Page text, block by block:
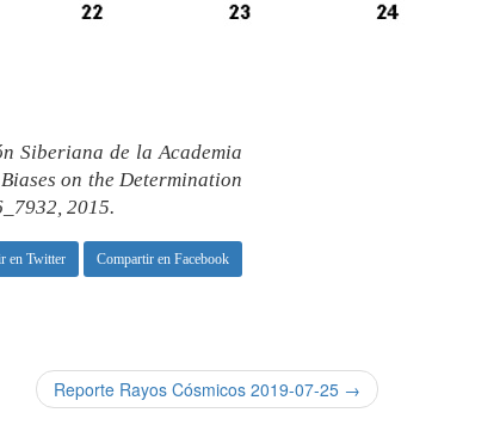
Siberiana de la Academia
on the Determination
2015.
en Twitter Compartir en Facebook
Reporte Rayos Cósmicos 2019-07-25 →